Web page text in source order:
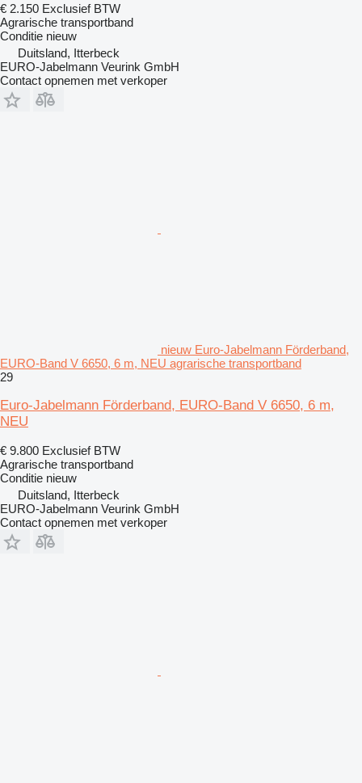
€ 2.150 Exclusief BTW
Agrarische transportband
Conditie nieuw
Duitsland, Itterbeck
EURO-Jabelmann Veurink GmbH
Contact opnemen met verkoper
nieuw Euro-Jabelmann Förderband,
EURO-Band V 6650, 6 m, NEU agrarische transportband
29
Euro-Jabelmann Förderband, EURO-Band V 6650, 6 m,
NEU
€ 9.800 Exclusief BTW
Agrarische transportband
Conditie nieuw
Duitsland, Itterbeck
EURO-Jabelmann Veurink GmbH
Contact opnemen met verkoper